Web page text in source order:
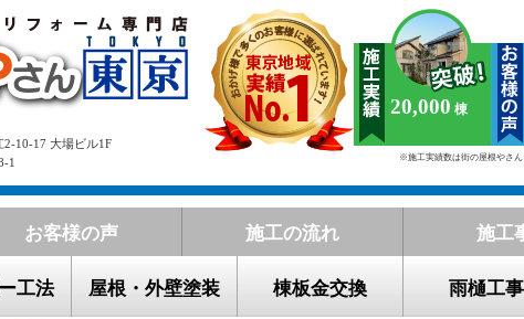
10-17 大場ビル1F
1
20,000
※施工実績数は街の屋根やさん
お客様の声 施工の流れ 施工
工法 屋根・外壁塗装 棟板金交換 雨樋工事